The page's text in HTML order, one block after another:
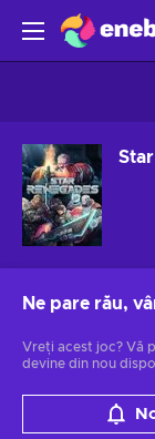
Ne pare rău,
Vreți acest joc? Vă
devine din nou